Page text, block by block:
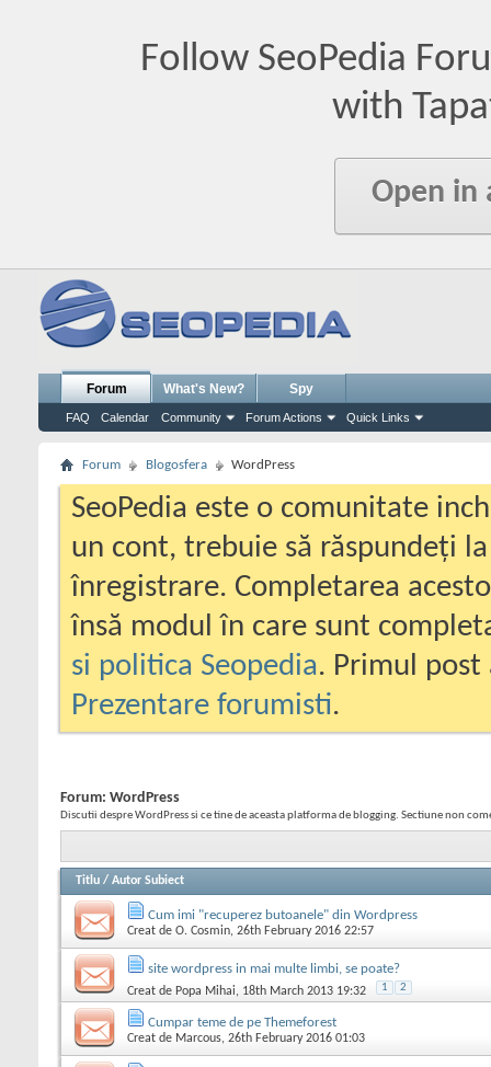
Follow SeoPedia
with
Open in
Forum
FAQ Calendar Community Forum Actions Quick Links
What's New? Spy
Forum Blogosfera WordPress
SeoPedia este o comunitate
un cont, trebuie să răspundeți
înregistrare. Completarea
însă modul în care sunt
si politica Seopedia. Primul
Prezentare forumisti.
Forum: WordPress
Discutii despre WordPress si ce tine de aceasta platforma de blogging. Sectiune non
Titlu / Autor Subiect
Cum imi "recuperez butoanele" din Wordpress
Creat de O. Cosmin, 26th February 2016 22:57
site wordpress in mai multe limbi, se poate?
Creat de Popa Mihai, 18th March 2013 19:32 1 2
Cumpar teme de pe Themeforest
Creat de Marcous, 26th February 2016 01:03